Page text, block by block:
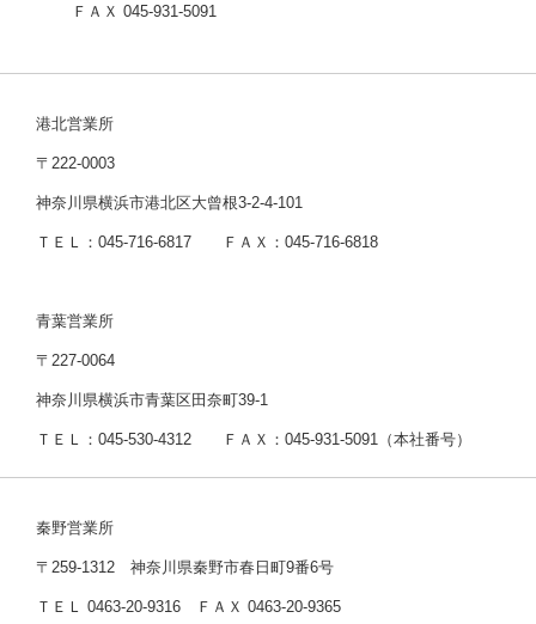
ＦＡＸ 045-931-5091
港北営業所
〒222-0003
神奈川県横浜市港北区大曾根3-2-4-101
ＴＥＬ：045-716-6817 ＦＡＸ：045-716-6818
青葉営業所
〒227-0064
神奈川県横浜市青葉区田奈町39-1
ＴＥＬ：045-530-4312 ＦＡＸ：045-931-5091（本社番号）
秦野営業所
〒259-1312 神奈川県秦野市春日町9番6号
ＴＥＬ 0463-20-9316 ＦＡＸ 0463-20-9365